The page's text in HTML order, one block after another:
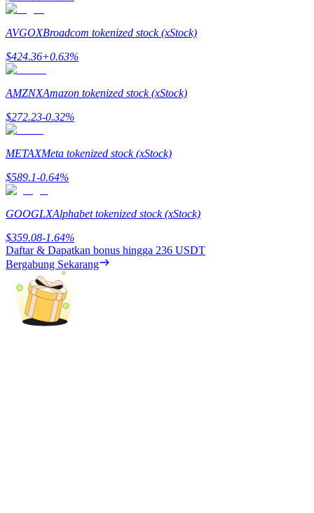
Referensi
AVGOXBroadcom tokenized stock (xStock)
$424.36+0.63%
AMZNXAmazon tokenized stock (xStock)
$272.23-0.32%
METAXMeta tokenized stock (xStock)
$589.1-0.64%
GOOGLXAlphabet tokenized stock (xStock)
$359.08-1.64%
Daftar & Dapatkan bonus hingga 236 USDT
Bergabung Sekarang